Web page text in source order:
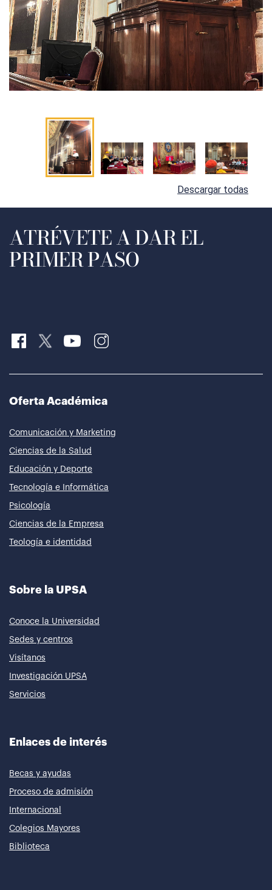
Descargar todas
ATRÉVETE A DAR EL
PRIMER PASO
Oferta Académica
Comunicación y Marketing
Ciencias de la Salud
Educación y Deporte
Tecnología e Informática
Psicología
Ciencias de la Empresa
Teología e identidad
Sobre la UPSA
Conoce la Universidad
Sedes y centros
Visítanos
Investigación UPSA
Servicios
Enlaces de interés
Becas y ayudas
Proceso de admisión
Internacional
Colegios Mayores
Biblioteca